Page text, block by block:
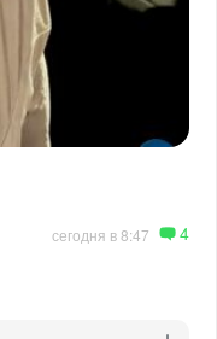
сегодня в 8:47 4